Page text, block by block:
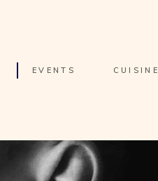
EVENTS CUISINE